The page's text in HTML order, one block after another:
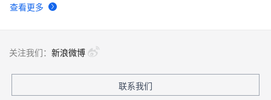
查看更多
关注我们： 新浪微博
联系我们